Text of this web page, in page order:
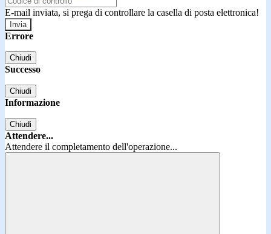
E-mail inviata, si prega di controllare la casella di posta elettronica!
Errore
Chiudi
Successo
Chiudi
Informazione
Chiudi
Attendere...
Attendere il completamento dell'operazione...